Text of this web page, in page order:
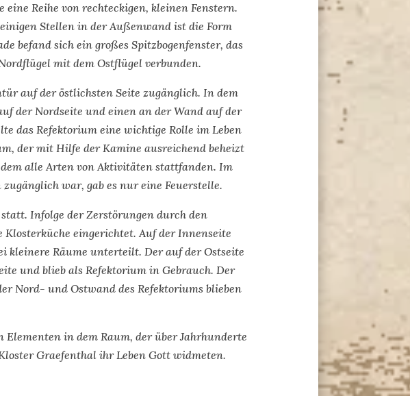
Reihe von rechteckigen, kleinen Fenstern.
Stellen in der Außenwand ist die Form
befand sich ein großes Spitzbogenfenster, das
mit dem Ostflügel verbunden.
auf der östlichsten Seite zugänglich. In dem
der Nordseite und einen an der Wand auf der
das Refektorium eine wichtige Rolle im Leben
der mit Hilfe der Kamine ausreichend beheizt
alle Arten von Aktivitäten stattfanden. Im
war, gab es nur eine Feuerstelle.
Infolge der Zerstörungen durch den
eingerichtet. Auf der Innenseite
kleinere Räume unterteilt. Der auf der Ostseite
und blieb als Refektorium in Gebrauch. Der
Nord- und Ostwand des Refektoriums blieben
in dem Raum, der über Jahrhunderte
Graefenthal ihr Leben Gott widmeten.